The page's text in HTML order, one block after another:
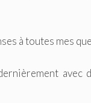
à toutes mes
avec